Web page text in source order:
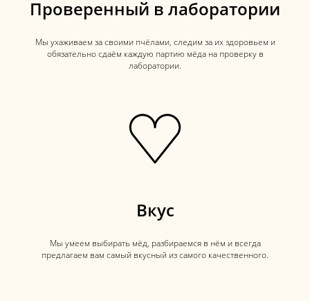
Проверенный в лаборатории
Мы ухаживаем за своими пчёлами, следим за их здоровьем и
обязательно сдаём каждую партию мёда на проверку в
лаборатории.
Вкус
Мы умеем выбирать мёд, разбираемся в нём и всегда
предлагаем вам самый вкусный из самого качественного.